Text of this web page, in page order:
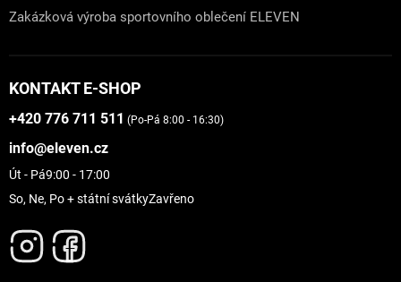
Zakázková výroba sportovního oblečení ELEVEN
KONTAKT E-SHOP
+420 776 711 511 (Po-Pá 8:00 - 16:30)
info@eleven.cz
Út - Pá9:00 - 17:00
So, Ne, Po + státní svátkyZavřeno